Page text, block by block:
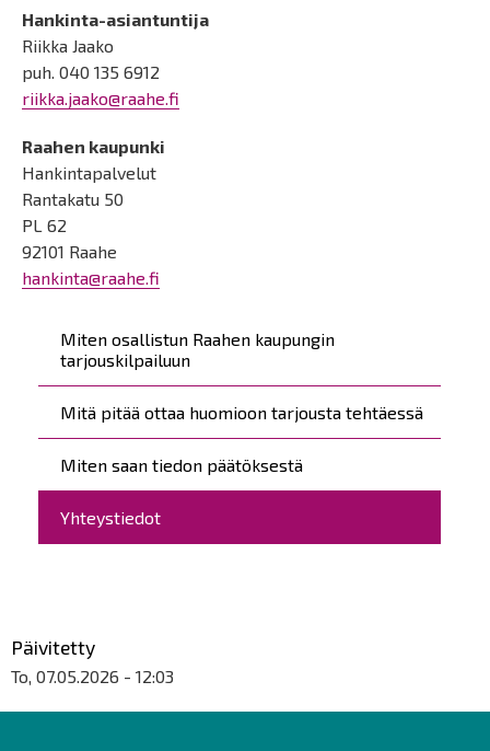
Päävalikko
Miten osallistun Raahen kaupungin
tarjouskilpailuun
Mitä pitää ottaa huomioon tarjousta tehtäessä
Miten saan tiedon päätöksestä
Yhteystiedot
Hankinta-asiantuntija
Riikka Jaako
puh. 040 135 6912
riikka.jaako@raahe.fi
Raahen kaupunki
Hankintapalvelut
Rantakatu 50
PL 62
92101 Raahe
hankinta@raahe.fi
Päivitetty
To, 07.05.2026 - 12:03